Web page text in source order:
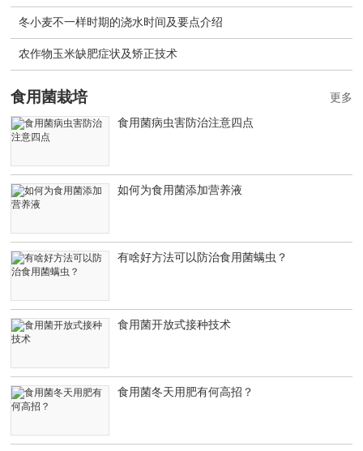
冬小麦不一样时期的浇水时间及要点介绍
农作物玉米缺肥症状及矫正技术
食用菌栽培
食用菌病虫害防治注意四点
如何为食用菌添加营养液
有啥好方法可以防治食用菌螨虫？
食用菌开放式接种技术
食用菌冬天用肥有何高招？
更多